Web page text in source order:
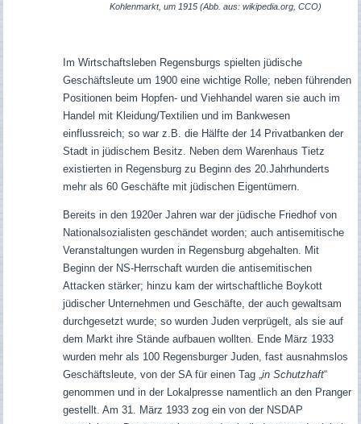
Kohlenmarkt, um 1915 (Abb. aus: wikipedia.org, CCO)
Im Wirtschaftsleben Regensburgs spielten jüdische
Geschäftsleute um 1900 eine wichtige Rolle; neben führenden
Positionen beim Hopfen- und Viehhandel waren sie auch im
Handel mit Kleidung/Textilien und im Bankwesen
einflussreich; so war z.B. die Hälfte der 14 Privatbanken der
Stadt in jüdischem Besitz. Neben dem Warenhaus Tietz
existierten in Regensburg zu Beginn des 20.Jahrhunderts
mehr als 60 Geschäfte mit jüdischen Eigentümern.
Bereits in den 1920er Jahren war der jüdische Friedhof von
Nationalsozialisten geschändet worden; auch antisemitische
Veranstaltungen wurden in Regensburg abgehalten. Mit
Beginn der NS-Herrschaft wurden die antisemitischen
Attacken stärker; hinzu kam der wirtschaftliche Boykott
jüdischer Unternehmen und Geschäfte, der auch gewaltsam
durchgesetzt wurde; so wurden Juden verprügelt, als sie auf
dem Markt ihre Stände aufbauen wollten. Ende März 1933
wurden mehr als 100 Regensburger Juden, fast ausnahmslos
Geschäftsleute, von der SA für einen Tag „ in Schutzhaft“
genommen und in der Lokalpresse namentlich an den Pranger
gestellt. Am 31. März 1933 zog ein von der NSDAP